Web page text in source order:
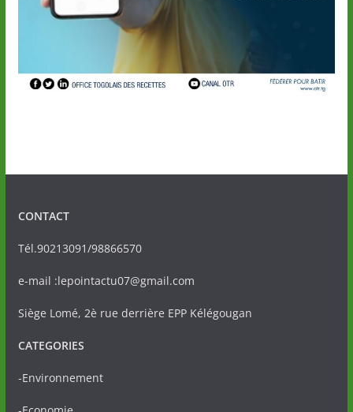
CONTACT
Tél.90213091/98866570
e-mail :lepointactu07@gmail.com
Siège Lomé, 2è rue derrière EPP Kélégougan
CATEGORIES
-Environnement